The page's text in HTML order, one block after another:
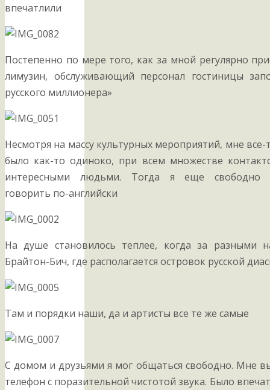
впечатлили
Постепенно по мере того, как за мной регулярно
лимузин, обслуживающий персонал гостиницы
русского миллионера»
Несмотря на массу культурных мероприятий, мне все-
было как-то одиноко, при всем множестве
интересными людьми. Тогда я еще свободно
говорить по-английски
На душе становилось теплее, когда за разными
Брайтон-Бич, где располагается островок русской
Там и порядки наши, да и артисты все те же самые
С домом и друзьями я мог общаться свободно. Мне
телефон с поразительной чистотой звука. Было